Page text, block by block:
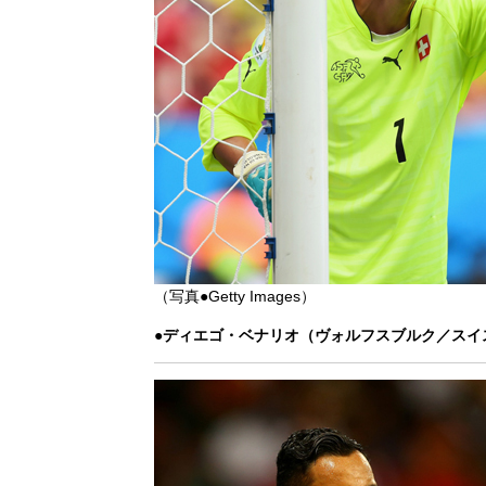
（写真●Getty Images）
●ディエゴ・ベナリオ（ヴォルフスブルク／スイ